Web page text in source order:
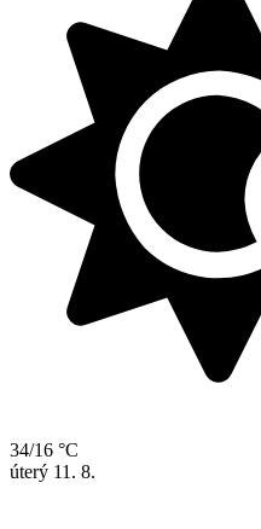
34/16 °C
úterý 11. 8.